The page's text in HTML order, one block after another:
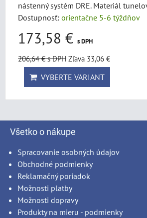
nástenný systém DRE. Materiál
Dostupnosť: orientačne 5-6 týždňov
173,58 € s DPH
206,64 €s DPH Zľava 33,06 €
VYBERTE VARIANT
Všetko o nákupe
Spracovanie osobných údajov
Obchodné podmienky
Reklamačný poriadok
Možnosti platby
Možnosti dopravy
Produkty na mieru - podmienky